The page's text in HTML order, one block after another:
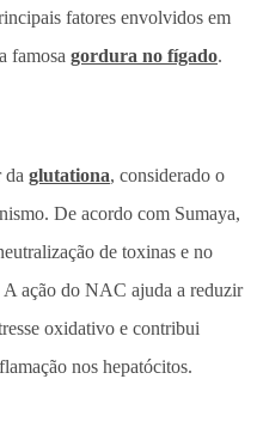
fatores envolvidos em
famosa gordura no fígado.
da glutationa, considerado o
De acordo com Sumaya,
de toxinas e no
ação do NAC ajuda a reduzir
oxidativo e contribui
nos hepatócitos.